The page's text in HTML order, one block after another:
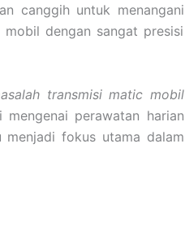
canggih untuk menangani
dengan sangat presisi
transmisi matic mobil
perawatan harian
menjadi fokus utama dalam